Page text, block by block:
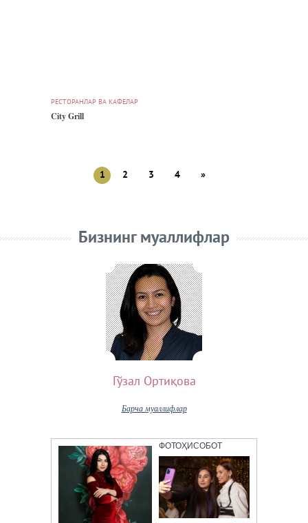
РЕСТОРАНЛАР ВА КАФЕЛАР
City Grill
1 2 3 4 »
Бизнинг муаллифлар
Гўзал Ортиқова
Барча муаллифлар
ФОТОҲИСОБОТ